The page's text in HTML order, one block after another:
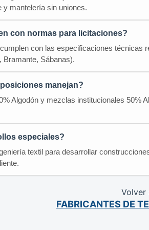
y mantelería sin uniones.
con normas para licitaciones?
con las especificaciones técnicas
Bramante, Sábanas).
manejan?
Algodón y mezclas institucionales 50%
especiales?
textil para desarrollar
Volver
FABRICANTES DE